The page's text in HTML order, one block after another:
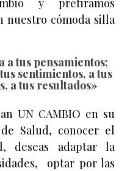
y prefiramos
nuestro cómoda silla
tus pensamientos;
sentimientos, a tus
a tus resultados»
UN CAMBIO en su
Salud, conocer el
deseas adaptar la
optar por las